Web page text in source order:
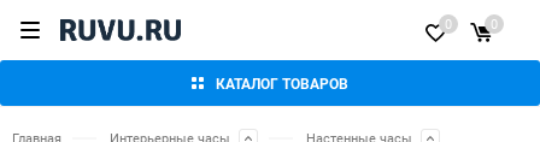
КАТАЛОГ ТОВАРОВ
0 0
Главная Интерьерные часы Настенные часы